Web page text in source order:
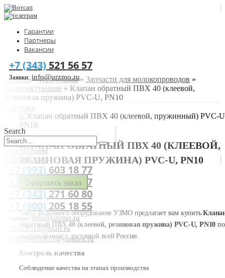
Гарантии
Партнеры
Вакансии
+7 (343) 521 56 57
Заявки:info@urzmo.ru
Search
+7 (993) 603 18 77
+7 (343)521 56 57
+7 (343)271 60 80
+7 (900) 205 18 55
Заявки: info@urzmo.ru
90020518@mail.ru
m9936031877@yandex.ru
Главная»Продукция» Запчасти для молокопроводов »
Комплектующие » Клапан обратный ПВХ 40 (клеевой,
резиновая пружина) PVC-U, PN10
КЛАПАН ОБРАТНЫЙ ПВХ 40 (КЛЕЕВОЙ,
РЕЗИНОВАЯ ПРУЖИНА) PVC-U, PN10
Оформить заказ
Завод молочного оборудование УЗМО предлагает вам купить
обратный ПВХ 40 (клеевой, резиновая пружина) PVC-U, PN10 по
выгодной цене с доставкой всей России.
Контроль качества
Соблюдение качества на этапах производства